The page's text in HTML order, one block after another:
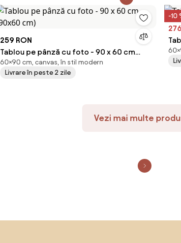
259 RON
Tablou pe pânză cu foto - 90 x 60 cm
(90x60 cm)
60×90 cm, canvas, în stil modern
Livrare în peste 2 zile
-10
Vezi mai multe